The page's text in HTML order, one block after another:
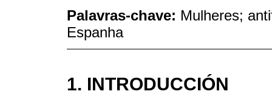
Palavras-chave: Mulheres;
Espanha
1. INTRODUCCIÓN